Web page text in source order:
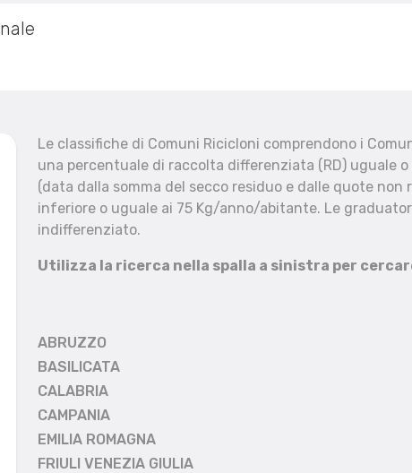
Reset filtri
Le classifiche di Comuni Ricicloni comprendono i
una percentuale di raccolta differenziata (RD) uguale
(data dalla somma del secco residuo e dalle quote
inferiore o uguale ai 75 Kg/anno/abitante. Le
indifferenziato.
Utilizza la ricerca nella spalla a sinistra per
ABRUZZO
BASILICATA
CALABRIA
CAMPANIA
EMILIA ROMAGNA
FRIULI VENEZIA GIULIA